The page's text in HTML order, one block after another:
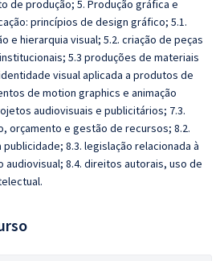
de produção; 5. Produção gráfica e
princípios de design gráfico; 5.1.
e hierarquia visual; 5.2. criação de peças
5.3 produções de materiais
visual aplicada a produtos de
de motion graphics e animação
audiovisuais e publicitários; 7.3.
orçamento e gestão de recursos; 8.2.
8.3. legislação relacionada à
audiovisual; 8.4. direitos autorais, uso de